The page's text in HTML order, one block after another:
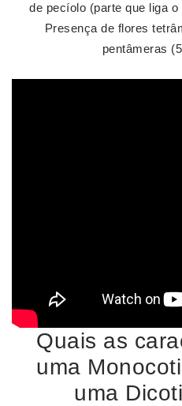
de pecíolo (parte que liga
Presença de flores
pentâmeras
Quais as
uma
uma